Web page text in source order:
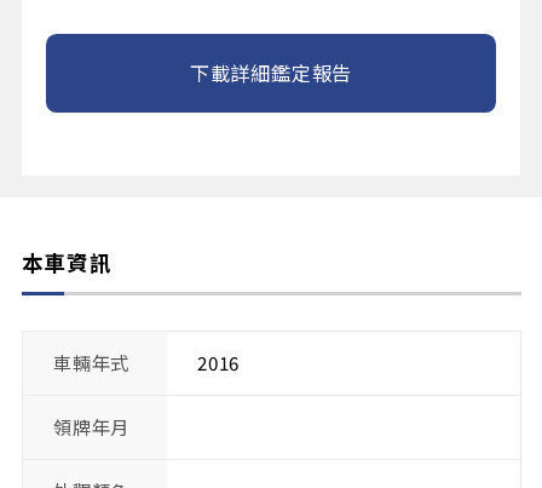
下載詳細鑑定報告
本車資訊
車輛年式 2016
領牌年月